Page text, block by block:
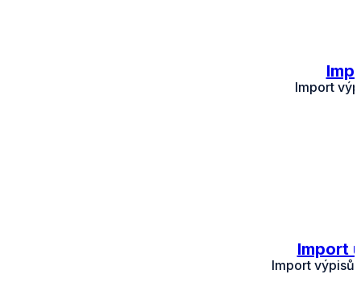
Import
Import
Import výpisů